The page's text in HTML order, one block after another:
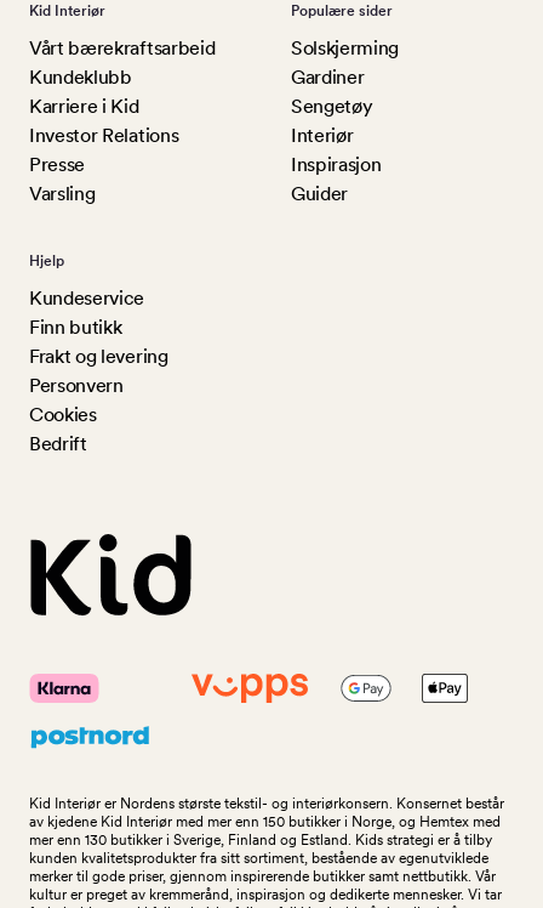
Kid Interiør
Vårt bærekraftsarbeid
Kundeklubb
Karriere i Kid
Investor Relations
Presse
Varsling
Populære sider
Solskjerming
Gardiner
Sengetøy
Interiør
Inspirasjon
Guider
Hjelp
Kundeservice
Finn butikk
Frakt og levering
Personvern
Cookies
Bedrift
Kid Interiør er Nordens største tekstil- og interiørkonsern. Konsernet består
av kjedene Kid Interiør med mer enn 150 butikker i Norge, og Hemtex med
mer enn 130 butikker i Sverige, Finland og Estland. Kids strategi er å tilby
kunden kvalitetsprodukter fra sitt sortiment, bestående av egenutviklede
merker til gode priser, gjennom inspirerende butikker samt nettbutikk. Vår
kultur er preget av kremmerånd, inspirasjon og dedikerte mennesker. Vi tar